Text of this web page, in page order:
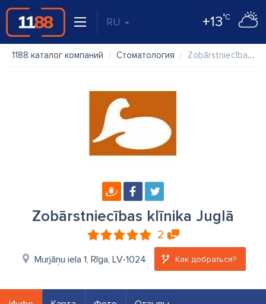
RU +13°C
1188 каталог компаний Стоматология Zobārstniecības klīnika Juglā
Zobārstniecības klīnika Juglā
2
Murjāņu iela 1, Rīga, LV-1024 Как добраться?